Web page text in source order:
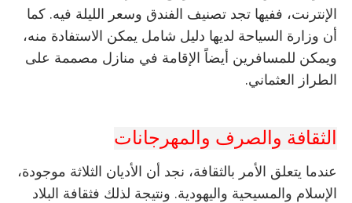
الإنترنت، ففيها تجد تصنيف الفندق وسعر الليلة فيه. كما
أن وزارة السياحة لديها دليل شامل يمكن الاستفادة منه،
ويمكن للمسافرين أيضاً الإقامة في منازل مصممة على
الطراز العثماني.
الثقافة والصرف والمهرجانات
عندما يتعلق الأمر بالثقافة، نجد أن الأديان الثلاثة موجودة،
الإسلام والمسيحية واليهودية. ونتيجة لذلك فثقافة البلاد